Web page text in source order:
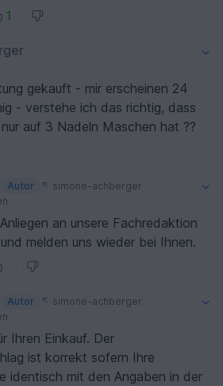
1
gekauft - mir erscheinen 24
- verstehe ich das richtig, dass
auf 3 Nadeln Maschen hat ??
Autor
simone-achberger
an unsere Fachredaktion
melden uns wieder bei Ihnen.
Autor
simone-achberger
Ihren Einkauf. Der
ist korrekt sofern Ihre
identisch mit den Angaben in der